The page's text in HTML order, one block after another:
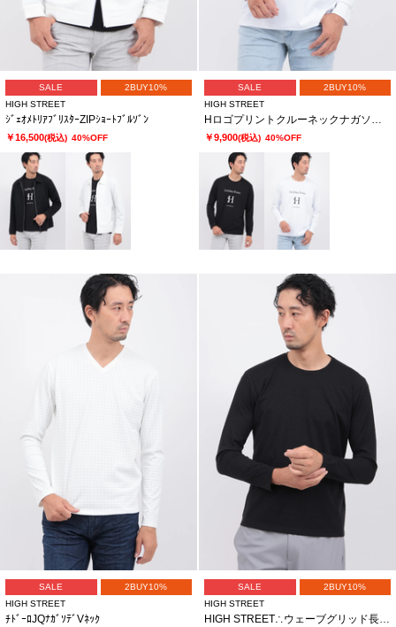
SALE
2BUY10%
HIGH STREET
ｼﾞｪｵﾒﾄﾘｱﾌﾞﾘｽﾀｰZIPｼｮｰﾄﾌﾞﾙｿﾞﾝ
￥16,500(税込) 40%OFF
SALE
2BUY10%
HIGH STREET
HロゴプリントクルーネックナガソデTCS
￥9,900(税込) 40%OFF
SALE
2BUY10%
HIGH STREET
ﾁﾄﾞｰﾛJQﾅｶﾞｿﾃﾞVﾈｯｸ
SALE
2BUY10%
HIGH STREET